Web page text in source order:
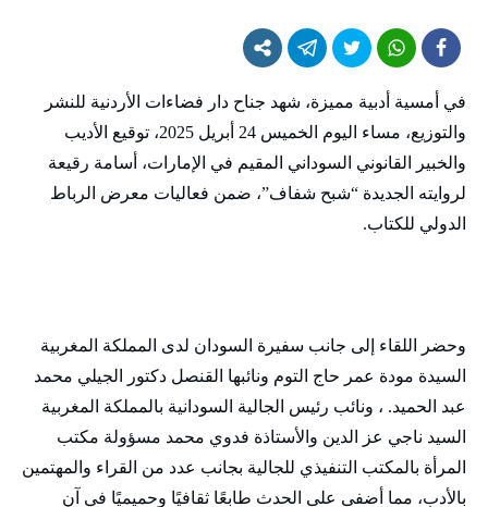
في أمسية أدبية مميزة، شهد جناح دار فضاءات الأردنية للنشر
والتوزيع، مساء اليوم الخميس 24 أبريل 2025، توقيع الأديب
والخبير القانوني السوداني المقيم في الإمارات، أسامة رقيعة
لروايته الجديدة “شبح شفاف”، ضمن فعاليات معرض الرباط
الدولي للكتاب.
وحضر اللقاء إلى جانب سفيرة السودان لدى المملكة المغربية
السيدة مودة عمر حاج التوم ونائبها القنصل دكتور الجيلي محمد
عبد الحميد. ، ونائب رئيس الجالية السودانية بالمملكة المغربية
السيد ناجي عز الدين والأستاذة فدوي محمد مسؤولة مكتب
المرأة بالمكتب التنفيذي للجالية بجانب عدد من القراء والمهتمين
بالأدب، مما أضفى على الحدث طابعًا ثقافيًا وحميميًا في آنٍ